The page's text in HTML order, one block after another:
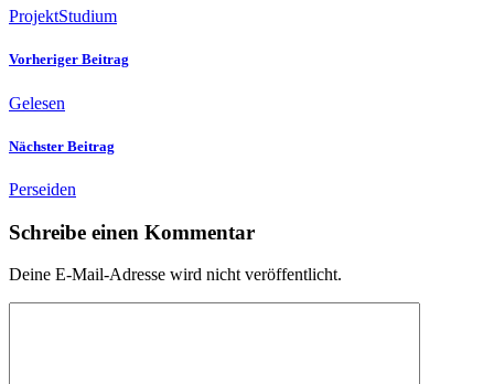
ProjektStudium
Vorheriger Beitrag
Gelesen
Nächster Beitrag
Perseiden
Schreibe einen Kommentar
Deine E-Mail-Adresse wird nicht veröffentlicht.